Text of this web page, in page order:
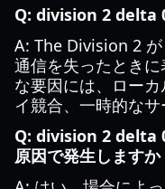
Q: division 2 delta
A: The Division 2
通信を失ったとき
な要因には、ロー
イ競合、一時的なサ
Q: division 2 delta
原因で発生しますか